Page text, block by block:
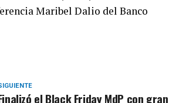
Maribel Dalio del Banco
el Black Friday MdP con gran